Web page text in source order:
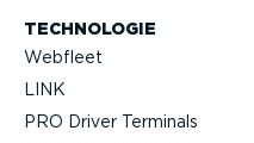
TECHNOLOGIE
Webfleet
LINK
PRO Driver Terminals